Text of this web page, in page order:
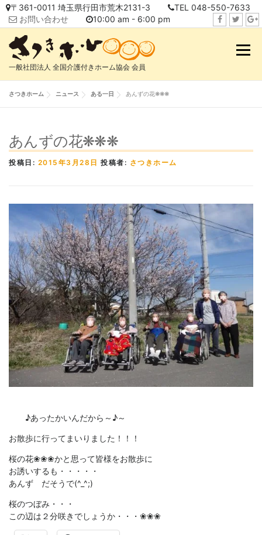
コ
テ
ス
〒361-0011 埼玉県行田市荒木2131-3
TEL 048-550-7633
お問い合わせ
10:00 am - 6:00 pm
w
i
一般社団法人 全国介護付きホーム協会 会員
メニュ
さつきホーム ニュース ある一日 あんずの花❋❋❋
あんずの花❋❋❋
投稿日: 2015年3月28日 投稿者: さつきホーム
♪あったかいんだから～♪～
お散歩に行ってまいりました！！！
桜の花❀❀❀かと思って皆様をお散歩に
お誘いするも・・・・・
あんず だそうで(^_^;)
桜のつぼみ・・・
この辺は２分咲きでしょうか・・・❀❀❀